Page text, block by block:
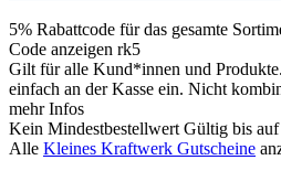
5% Rabattcode für das gesamte
Code anzeigen rk5
Gilt für alle Kund*innen und
einfach an der Kasse ein. Nicht
mehr Infos
Kein Mindestbestellwert Gültig bis
Alle Kleines Kraftwerk Gutscheine